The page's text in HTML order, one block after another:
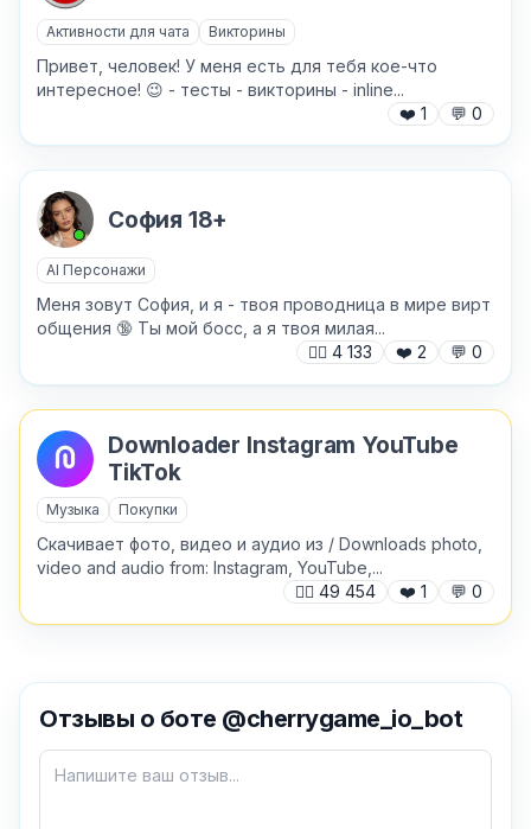
Как добавить бота?
Хочу получить ответ на email
Активности для чата Викторины
Привет, человек! У меня есть для тебя кое-что
интересное! 😉 - тесты - викторины - inline...
❤️ 1 💬 0
София 18+
AI Персонажи
Меня зовут София, и я - твоя проводница в мире вирт
общения 🔞 Ты мой босс, а я твоя милая...
🙍‍♂️ 4 133 ❤️ 2 💬 0
Downloader Instagram YouTube
TikTok
Музыка Покупки
Скачивает фото, видео и аудио из / Downloads photo,
video and audio from: Instagram, YouTube,...
🙍‍♂️ 49 454 ❤️ 1 💬 0
Отзывы о боте @cherrygame_io_bot